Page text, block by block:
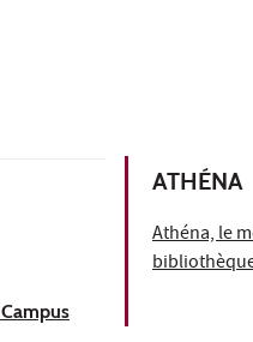
ATHÉNA
Athéna, le